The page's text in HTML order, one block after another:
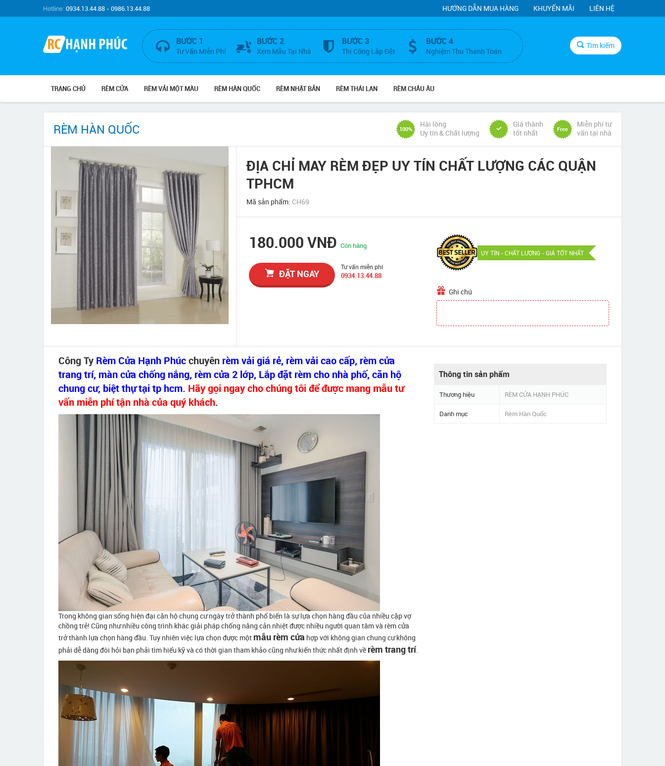
Hotline:0934.13.44.88 - 0986.13.44.88 HƯỚNG DẪN MUA HÀNG KHUYẾN MÃI LIÊN HỆ
BƯỚC 1
Tư Vấn Miễn Phí
BƯỚC 2
Xem Mẫu Tại Nhà
BƯỚC 3
Thi Công Lắp Đặt
BƯỚC 4
Nghiệm Thu Thanh Toán
Tìm kiếm
TRANG CHỦ RÈM CỬA RÈM VẢI MỘT MÀU RÈM HÀN QUỐC RÈM NHẬT BẢN RÈM THÁI LAN RÈM CHÂU ÂU
RÈM HÀN QUỐC 100%
Hài lòng
Uy tín & Chất lượng
Giá thành
tốt nhất
Free
Miễn phí tư
vấn tại nhà
ĐỊA CHỈ MAY RÈM ĐẸP UY TÍN CHẤT LƯỢNG CÁC QUẬN
TPHCM
Mã sản phẩm: CH69
180.000 VNĐCòn hàng
ĐẶT NGAY
Tư vấn miễn phí
0934.13.44.88
UY TÍN - CHẤT LƯỢNG - GIÁ TỐT NHẤT
Ghi chú
Công Ty Rèm Cửa Hạnh Phúcchuyên rèm vải giá rẻ, rèm vải cao cấp, rèm cửa
trang trí, màn cửa chống nắng, rèm cửa 2 lớp, Lắp đặt rèm cho nhà phố, căn hộ
chung cư, biệt thự tại tp hcm. Hãy gọi ngay cho chúng tôi để được mang mẫu tư
vấn miễn phí tận nhà của quý khách.
Trong không gian sống hiện đại căn hộ chung cư ngày trở thành phổ biến là sự lựa chọn hàng đầu của nhiều cặp vợ
chồng trẻ! Cũng như nhiều công trình khác giải pháp chống nắng cản nhiệt được nhiều người quan tâm và rèm cửa
trở thành lựa chọn hàng đầu. Tuy nhiên việc lựa chọn được một mẫu rèm cửa hợp với không gian chung cư không
phải dễ dàng đòi hỏi bạn phải tìm hiểu kỹ và có thời gian tham khảo cũng như kiến thức nhất định về rèm trang trí.
Thông tin sản phẩm
Thương hiệu RÈM CỬA HẠNH PHÚC
Danh mục Rèm Hàn Quốc